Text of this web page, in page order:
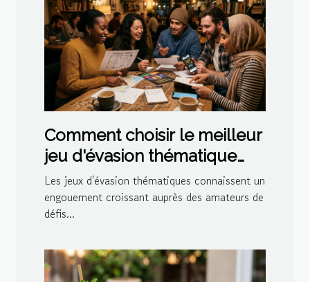
Comment choisir le meilleur
jeu d'évasion thématique
pour votre prochaine sortie
?
Les jeux d'évasion thématiques connaissent un
engouement croissant auprès des amateurs de
défis...